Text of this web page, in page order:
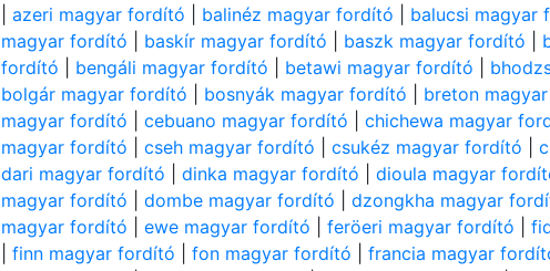
|azeri magyar fordító balinéz magyar fordító balucsi magyar
magyar fordító
baskír magyar fordító baszk magyar fordító
fordító
bengáli magyar fordító betawi magyar fordító
bolgár magyar fordító
bosnyák magyar fordító breton
magyar fordító |cebuano magyar fordító |chichewa magyar
magyar fordító |cseh magyar fordító |csukéz magyar fordító |
dari magyar fordító |dinka magyar fordító |dioula magyar
magyar fordító |dombe magyar fordító |dzongkha magyar
magyar fordító |ewe magyar fordító |feröeri magyar fordító |
|finn magyar fordító |fon magyar fordító |francia magyar